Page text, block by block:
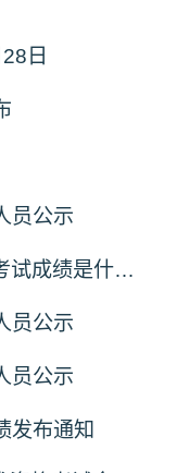
日
员公示
2023年度审计专业技术资格考试成绩是什么时候公布的？
员公示
员公示
发布通知